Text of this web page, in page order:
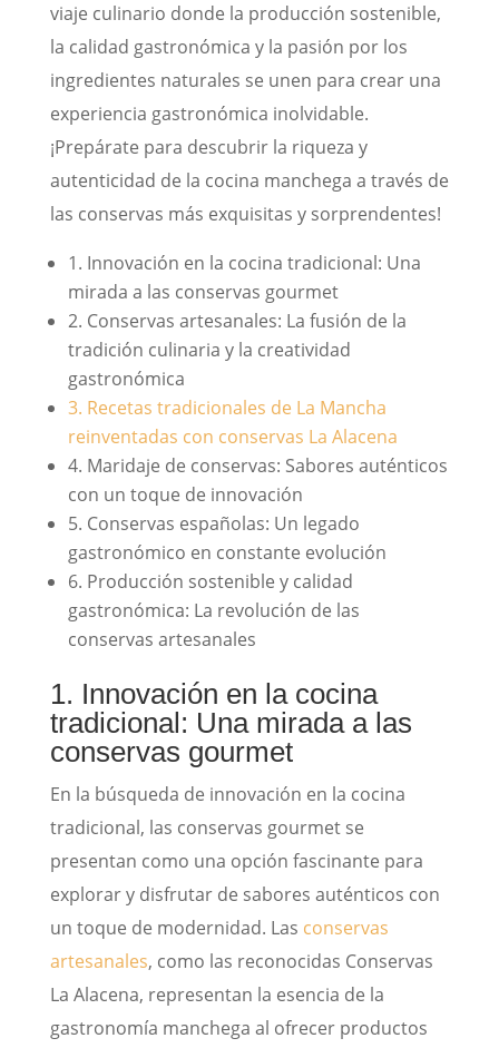
viaje culinario donde la producción sostenible,
la calidad gastronómica y la pasión por los
ingredientes naturales se unen para crear una
experiencia gastronómica inolvidable.
¡Prepárate para descubrir la riqueza y
autenticidad de la cocina manchega a través de
las conservas más exquisitas y sorprendentes!
1. Innovación en la cocina tradicional: Una
mirada a las conservas gourmet
2. Conservas artesanales: La fusión de la
tradición culinaria y la creatividad
gastronómica
3. Recetas tradicionales de La Mancha
reinventadas con conservas La Alacena
4. Maridaje de conservas: Sabores auténticos
con un toque de innovación
5. Conservas españolas: Un legado
gastronómico en constante evolución
6. Producción sostenible y calidad
gastronómica: La revolución de las
conservas artesanales
1. Innovación en la cocina
tradicional: Una mirada a las
conservas gourmet
En la búsqueda de innovación en la cocina
tradicional, las conservas gourmet se
presentan como una opción fascinante para
explorar y disfrutar de sabores auténticos con
un toque de modernidad. Las conservas
artesanales, como las reconocidas Conservas
La Alacena, representan la esencia de la
gastronomía manchega al ofrecer productos